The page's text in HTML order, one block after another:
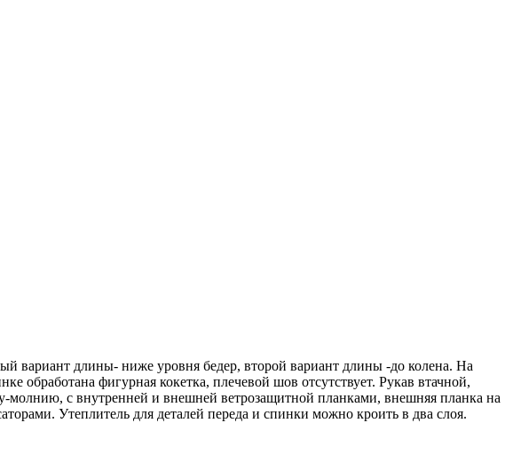
вариант длины- ниже уровня бедер, второй вариант длины -до колена. На
фигурная кокетка, плечевой шов отсутствует. Рукав втачной,
молнию, с внутренней и внешней ветрозащитной планками, внешняя планка на
Утеплитель для деталей переда и спинки можно кроить в два слоя.